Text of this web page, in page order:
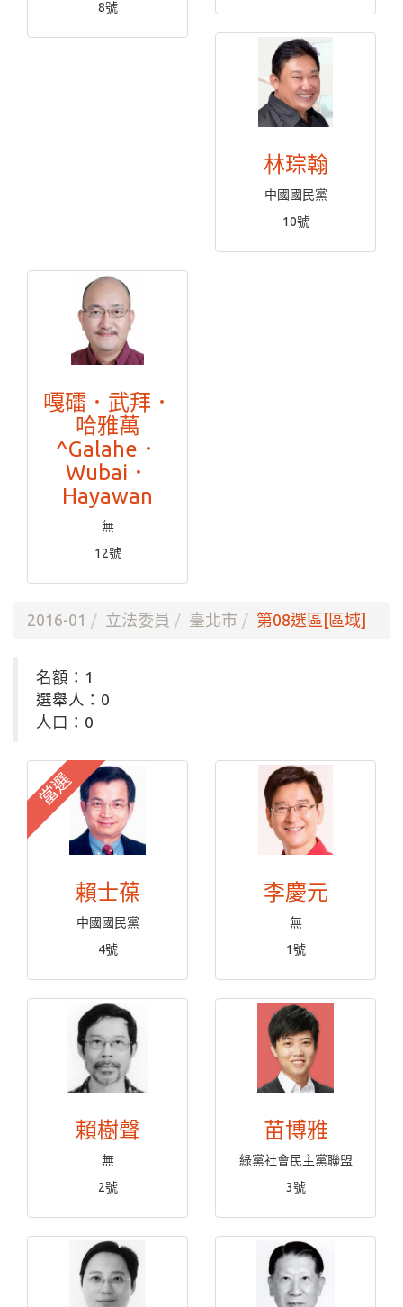
8號
林琮翰
中國國民黨
10號
嘎礌．武拜．
哈雅萬
^Galahe．
Wubai．
Hayawan
無
12號
2016-01 立法委員 臺北市 第08選區[區域]
名額：1
選舉人：0
人口：0
當選
賴士葆
中國國民黨
4號
李慶元
無
1號
賴樹聲
無
2號
苗博雅
綠黨社會民主黨聯盟
3號